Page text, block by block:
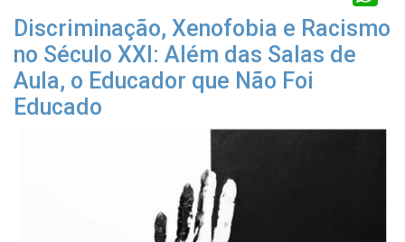
Discriminação, Xenofobia e Racismo
no Século XXI: Além das Salas de
Aula, o Educador que Não Foi
Educado